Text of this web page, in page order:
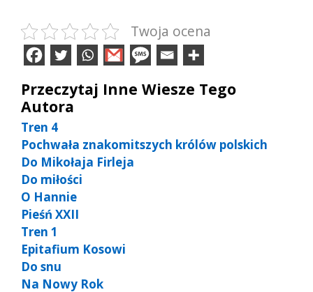
Twoja ocena
Przeczytaj Inne Wiesze Tego
Autora
Tren 4
Pochwała znakomitszych królów polskich
Do Mikołaja Firleja
Do miłości
O Hannie
Pieśń XXII
Tren 1
Epitafium Kosowi
Do snu
Na Nowy Rok